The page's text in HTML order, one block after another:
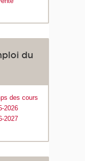
du
des cours
2026
2027